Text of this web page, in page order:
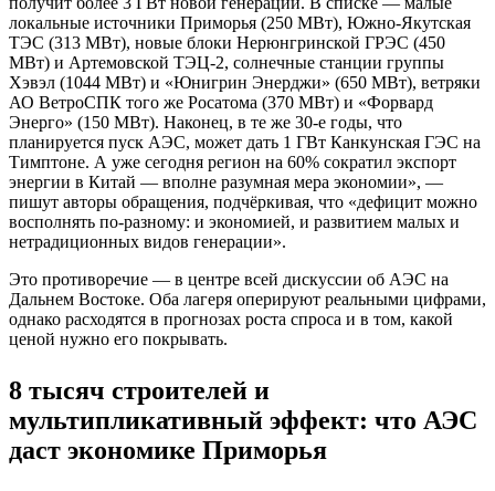
локальные источники Приморья (250 МВт), Южно-Якутская
ТЭС (313 МВт), новые блоки Нерюнгринской ГРЭС (450
МВт) и Артемовской ТЭЦ-2, солнечные станции группы
Хэвэл (1044 МВт) и «Юнигрин Энерджи» (650 МВт), ветряки
АО ВетроСПК того же Росатома (370 МВт) и «Форвард
Энерго» (150 МВт). Наконец, в те же 30-е годы, что
планируется пуск АЭС, может дать 1 ГВт Канкунская ГЭС на
Тимптоне. А уже сегодня регион на 60% сократил экспорт
энергии в Китай — вполне разумная мера экономии», —
пишут авторы обращения, подчёркивая, что «дефицит можно
восполнять по-разному: и экономией, и развитием малых и
нетрадиционных видов генерации».
Это противоречие — в центре всей дискуссии об АЭС на
Дальнем Востоке. Оба лагеря оперируют реальными цифрами,
однако расходятся в прогнозах роста спроса и в том, какой
ценой нужно его покрывать.
8 тысяч строителей и
мультипликативный эффект: что АЭС
даст экономике Приморья